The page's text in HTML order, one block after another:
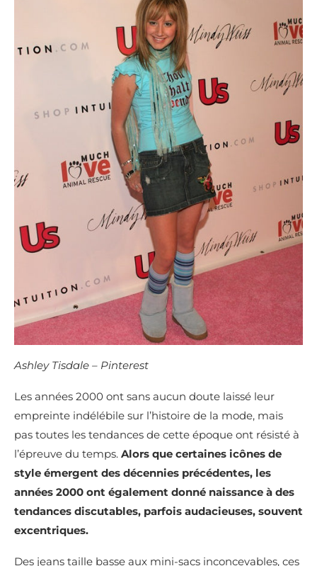
Ashley Tisdale – Pinterest
Les années 2000 ont sans aucun doute laissé leur
empreinte indélébile sur l’histoire de la mode, mais
pas toutes les tendances de cette époque ont résisté à
l’épreuve du temps. Alors que certaines icônes de
style émergent des décennies précédentes, les
années 2000 ont également donné naissance à des
tendances discutables, parfois audacieuses, souvent
excentriques.
Des jeans taille basse aux mini-sacs inconcevables, ces